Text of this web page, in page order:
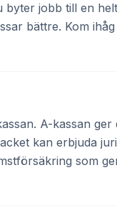
byter jobb till en
bättre. Kom
A-kassan ger
kan erbjuda
som